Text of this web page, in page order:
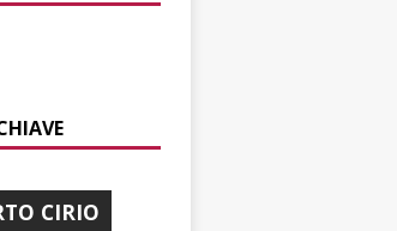
CIRIO